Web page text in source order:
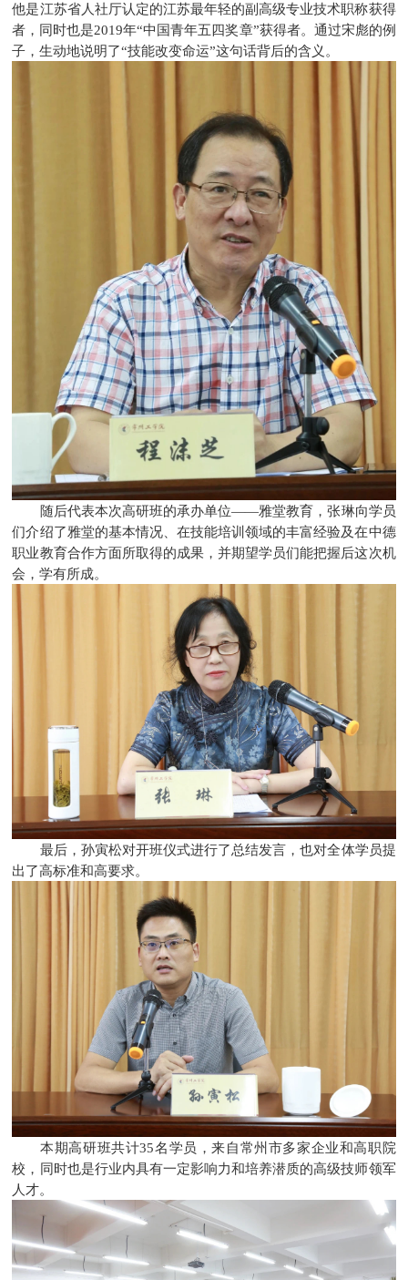
他是江苏省人社厅认定的江苏最年轻的副高级专业技术职称获得
者，同时也是2019年“中国青年五四奖章”获得者。通过宋彪的例
子，生动地说明了“技能改变命运”这句话背后的含义。
随后代表本次高研班的承办单位——雅堂教育，张琳向学员
们介绍了雅堂的基本情况、在技能培训领域的丰富经验及在中德
职业教育合作方面所取得的成果，并期望学员们能把握后这次机
会，学有所成。
最后，孙寅松对开班仪式进行了总结发言，也对全体学员提
出了高标准和高要求。
本期高研班共计35名学员，来自常州市多家企业和高职院
校，同时也是行业内具有一定影响力和培养潜质的高级技师领军
人才。